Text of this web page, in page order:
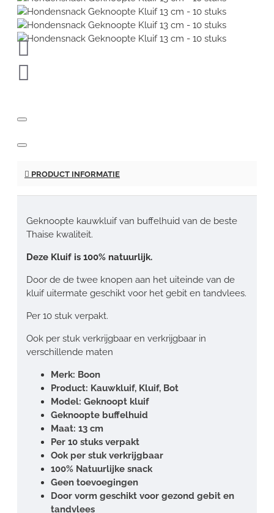
PRODUCT INFORMATIE
Geknoopte kauwkluif van buffelhuid van de beste
Thaise kwaliteit.
Deze Kluif is 100% natuurlijk.
Door de de twee knopen aan het uiteinde van de
kluif uitermate geschikt voor het gebit en tandvlees.
Per 10 stuk verpakt.
Ook per stuk verkrijgbaar en verkrijgbaar in
verschillende maten
Merk: Boon
Product: Kauwkluif, Kluif, Bot
Model: Geknoopt kluif
Geknoopte buffelhuid
Maat: 13 cm
Per 10 stuks verpakt
Ook per stuk verkrijgbaar
100% Natuurlijke snack
Geen toevoegingen
Door vorm geschikt voor gezond gebit en
tandvlees